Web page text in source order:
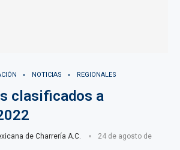
NOTICIAS REGIONALES
clasificados a
de Charrería A.C.
24 de agosto de